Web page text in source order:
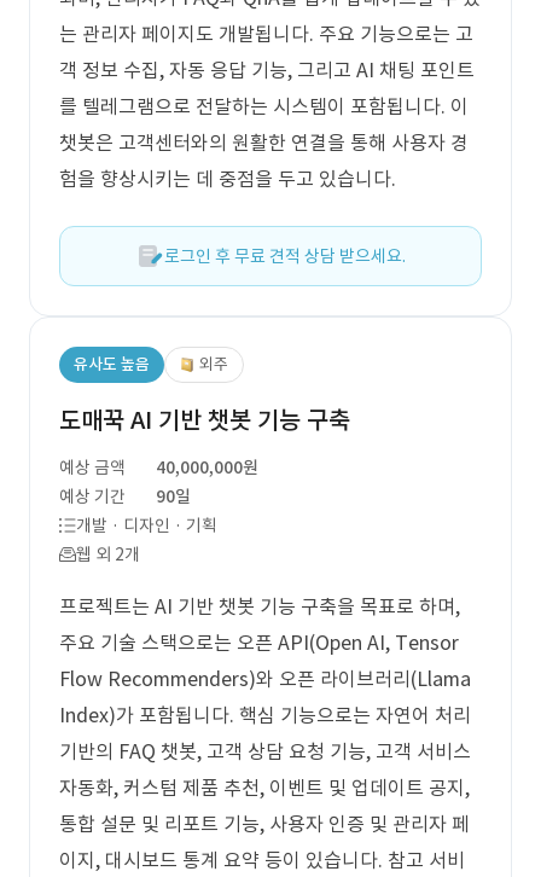
는 관리자 페이지도 개발됩니다. 주요 기능으로는 고
객 정보 수집, 자동 응답 기능, 그리고 AI 채팅 포인트
를 텔레그램으로 전달하는 시스템이 포함됩니다. 이
챗봇은 고객센터와의 원활한 연결을 통해 사용자 경
험을 향상시키는 데 중점을 두고 있습니다.
로그인 후 무료 견적 상담 받으세요.
유사도 높음 외주
도매꾹 AI 기반 챗봇 기능 구축
예상 금액
40,000,000원
예상 기간
90일
개발 · 디자인 · 기획
웹 외 2개
프로젝트는 AI 기반 챗봇 기능 구축을 목표로 하며,
주요 기술 스택으로는 오픈 API(Open AI, Tensor
Flow Recommenders)와 오픈 라이브러리(Llama
Index)가 포함됩니다. 핵심 기능으로는 자연어 처리
기반의 FAQ 챗봇, 고객 상담 요청 기능, 고객 서비스
자동화, 커스텀 제품 추천, 이벤트 및 업데이트 공지,
통합 설문 및 리포트 기능, 사용자 인증 및 관리자 페
이지, 대시보드 통계 요약 등이 있습니다. 참고 서비